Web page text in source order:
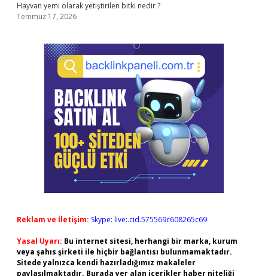
Hayvan yemi olarak yetiştirilen bitki nedir ?
Temmuz 17, 2026
Reklam ve İletişim: Skype: live:.cid.575569c608265c69
Yasal Uyarı: Bu internet sitesi, herhangi bir marka, kurum
veya şahıs şirketi ile hiçbir bağlantısı bulunmamaktadır.
Sitede yalnızca kendi hazırladığımız makaleler
paylaşılmaktadır. Burada yer alan içerikler haber niteliği